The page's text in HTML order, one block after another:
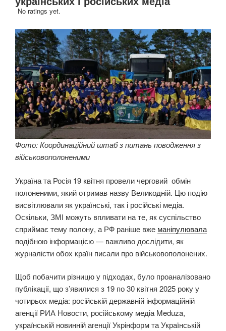
No ratings yet.
Фото: Координаційний штаб з питань поводження з
військовополоненими
Україна та Росія 19 квітня провели черговий обмін
полоненими, який отримав назву Великодній. Цю подію
висвітлювали як українські, так і російські медіа.
Оскільки, ЗМІ можуть впливати на те, як суспільство
сприймає тему полону, а РФ раніше вже маніпулювала
подібною інформацією — важливо дослідити, як
журналісти обох країн писали про військовополонених.
Щоб побачити різницю у підходах, було проаналізовано
публікації, що з’явилися з 19 по 30 квітня 2025 року у
чотирьох медіа: російській державній інформаційній
агенції РИА Новости, російському медіа Meduza,
українській новинній агенції Укрінформ та Українській